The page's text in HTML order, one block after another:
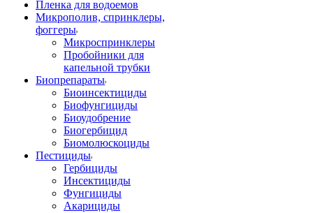
Пленка для водоемов
Микрополив, спринклеры,
фоггеры
Микроспринклеры
Пробойники для
капельной трубки
Биопрепараты
Биоинсектициды
Биофунгициды
Биоудобрение
Биогербицид
Биомолюскоциды
Пестициды
Гербициды
Инсектициды
Фунгициды
Акарициды